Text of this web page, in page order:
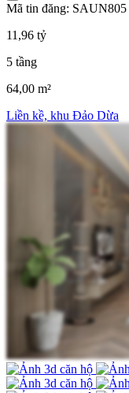
Mã tin đăng: SAUN805
11,96 tỷ
5 tầng
64,00 m²
Liền kề, khu Đảo Dừa